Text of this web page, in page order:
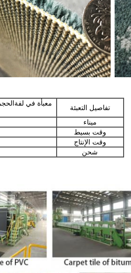
تفاصيل التعبئة
ميناء
وقت بسيط
وقت الإنتاج
شحن